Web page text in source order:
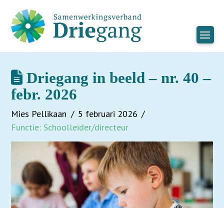
Driegang in beeld – nr. 40 –
febr. 2026
Mies Pellikaan
5 februari 2026
Functie: Schoolleider/directeur